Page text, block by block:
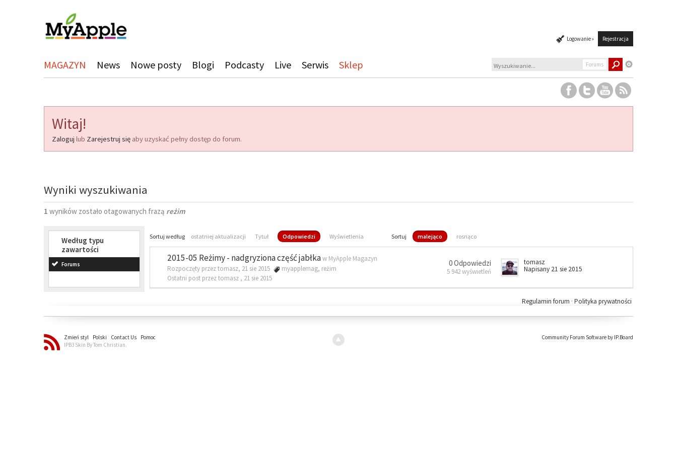
Logowanie » Rejestracja
MAGAZYN News Nowe posty Blogi Podcasty Live Serwis Sklep Forums
Witaj!
Zaloguj lub Zarejestruj się aby uzyskać pełny dostęp do forum.
Wyniki wyszukiwania
1 wyników zostało otagowanych frazą reżim
Według typu
zawartości
Forums
Sortuj według ostatniej aktualizacji Tytuł Odpowiedzi Wyświetlenia Sortuj malejąco rosnąco
2015-05 Reżimy - nadgryziona część jabłkaw MyApple Magazyn
Rozpoczęty przez tomasz, 21 sie 2015
myapplemag, reżim
Ostatni post przez tomasz , 21 sie 2015
0 Odpowiedzi
5 942 wyświetleń
tomasz
Napisany 21 sie 2015
Polityka prywatności
Regulamin forum ·
Zmień styl Polski Contact Us
Pomoc
IPB3 Skin By Tom Christian.
Community Forum Software by IP.Board